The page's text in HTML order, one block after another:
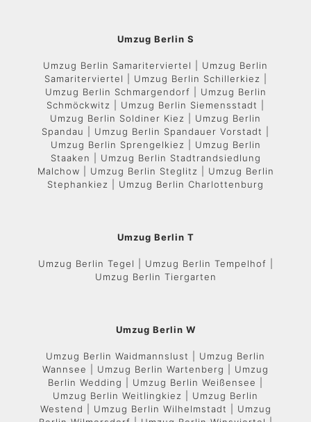
Umzug Berlin S
Umzug Berlin Samariterviertel | Umzug Berlin
Samariterviertel | Umzug Berlin Schillerkiez |
Umzug Berlin Schmargendorf | Umzug Berlin
Schmöckwitz | Umzug Berlin Siemensstadt |
Umzug Berlin Soldiner Kiez | Umzug Berlin
Spandau | Umzug Berlin Spandauer Vorstadt |
Umzug Berlin Sprengelkiez | Umzug Berlin
Staaken | Umzug Berlin Stadtrandsiedlung
Malchow | Umzug Berlin Steglitz | Umzug Berlin
Stephankiez | Umzug Berlin Charlottenburg
Umzug Berlin T
Umzug Berlin Tegel | Umzug Berlin Tempelhof |
Umzug Berlin Tiergarten
Umzug Berlin W
Umzug Berlin Waidmannslust | Umzug Berlin
Wannsee | Umzug Berlin Wartenberg | Umzug
Berlin Wedding | Umzug Berlin Weißensee |
Umzug Berlin Weitlingkiez | Umzug Berlin
Westend | Umzug Berlin Wilhelmstadt | Umzug